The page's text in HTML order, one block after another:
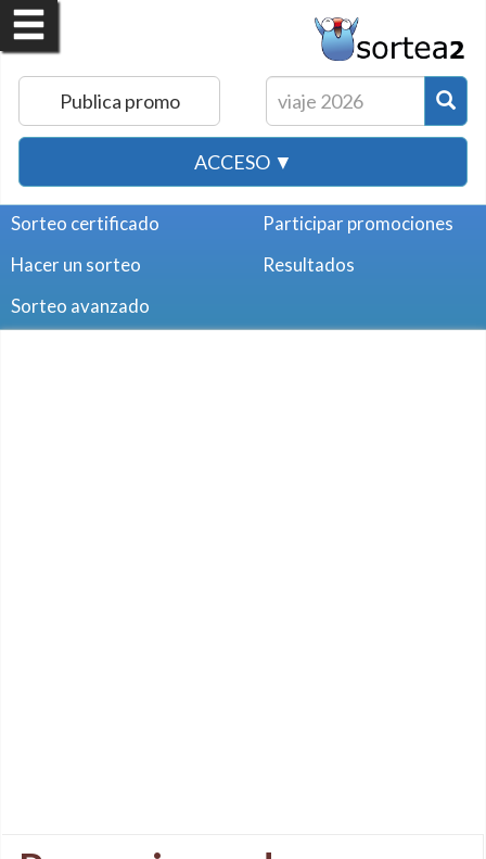
Publica promo
ACCESO ▼
Sorteo certificado
Hacer un sorteo
Sorteo avanzado
Participar promociones
Resultados